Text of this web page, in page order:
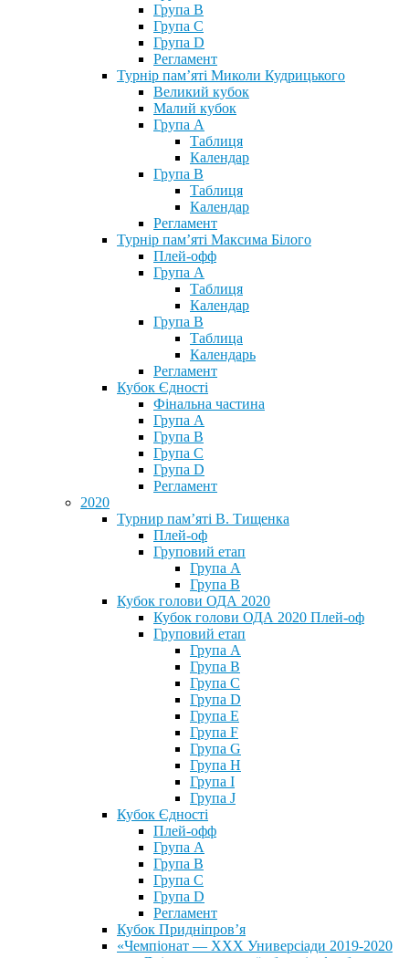
Група В
Група С
Група D
Регламент
Турнір пам’яті Миколи Кудрицького
Великий кубок
Малий кубок
Група А
Таблиця
Календар
Група В
Таблиця
Календар
Регламент
Турнір пам’яті Максима Білого
Плей-офф
Група А
Таблиця
Календар
Група В
Таблица
Календарь
Регламент
Кубок Єдності
Фінальна частина
Група А
Група В
Група С
Група D
Регламент
2020
Турнир пам’яті В. Тищенка
Плей-оф
Груповий етап
Група А
Група В
Кубок голови ОДА 2020
Кубок голови ОДА 2020 Плей-оф
Груповий етап
Група A
Група B
Група C
Група D
Група E
Група F
Група G
Група H
Група I
Група J
Кубок Єдності
Плей-офф
Група А
Група В
Група С
Група D
Регламент
Кубок Придніпров’я
«Чемпіонат — ХХХ Универсіади 2019-2020